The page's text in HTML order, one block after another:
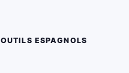
OUTILS ESPAGNOLS